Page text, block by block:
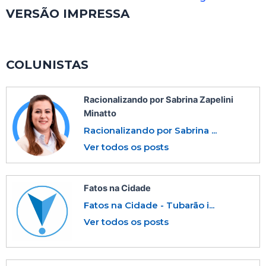
VERSÃO IMPRESSA
COLUNISTAS
Racionalizando por Sabrina Zapelini
Minatto
Racionalizando por Sabrina ...
Ver todos os posts
Fatos na Cidade
Fatos na Cidade - Tubarão i...
Ver todos os posts